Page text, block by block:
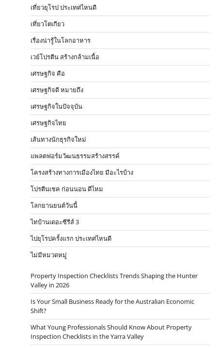
เที่ยวยุโรป ประเทศไหนดี
เที่ยวโตเกียว
เรื่องน่ารู้ในโลกอาหาร
เวย์โปรตีน สร้างกล้ามเนื้อ
เศรษฐกิจ คือ
เศรษฐกิจดี หมายถึง
เศรษฐกิจในปัจจุบัน
เศรษฐกิจไทย
เส้นทางนักธุรกิจใหม่
แพลตฟอร์มวัฒนธรรมสร้างสรรค์
โครงสร้างทางการเมืองไทย มีอะไรบ้าง
โปรตีนเชค ก่อนนอน ดีไหม
โลกยานยนต์วันนี้
ไทบ้านเดอะซีรีส์ 3
ไปยุโรปครั้งแรก ประเทศไหนดี
ไม่มีหมวดหมู่
Property Inspection Checklists Trends Shaping the Hunter
Valley in 2026
Is Your Small Business Ready for the Australian Economic
Shift?
What Young Professionals Should Know About Property
Inspection Checklists in the Yarra Valley